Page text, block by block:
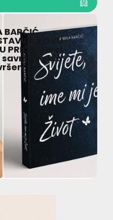
BARČIĆ
NOVU
PRIČA ‘Život
savršeno biti